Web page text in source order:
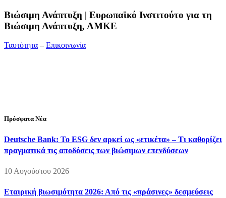
Bιώσιμη Ανάπτυξη | Ευρωπαϊκό Ινστιτούτο για τη
Βιώσιμη Ανάπτυξη, ΑΜΚΕ
Ταυτότητα – Επικοινωνία
Πρόσφατα Νέα
Deutsche Bank: Το ESG δεν αρκεί ως «ετικέτα» – Τι καθορίζει
πραγματικά τις αποδόσεις των βιώσιμων επενδύσεων
10 Αυγούστου 2026
Εταιρική βιωσιμότητα 2026: Από τις «πράσινες» δεσμεύσεις